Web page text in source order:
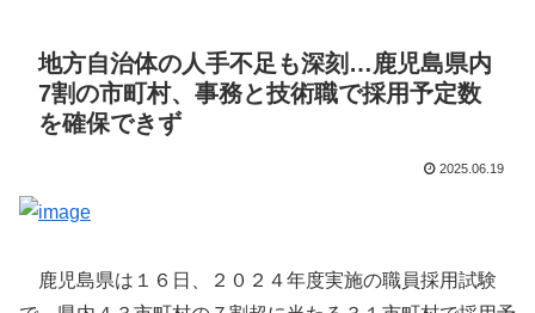
地方自治体の人手不足も深刻…鹿児島県内
7割の市町村、事務と技術職で採用予定数
を確保できず
2025.06.19
鹿児島県は１６日、２０２４年度実施の職員採用試験